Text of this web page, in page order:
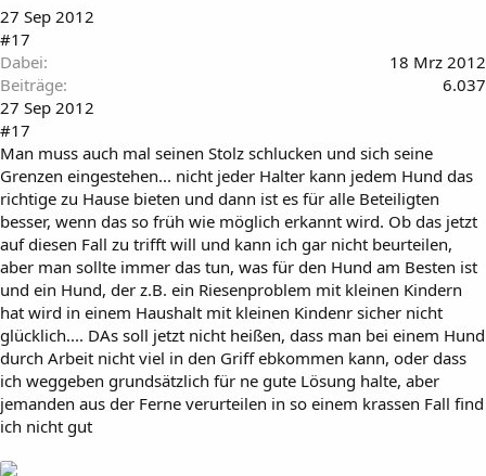
27 Sep 2012
#17
Dabei
18 Mrz 2012
Beiträge
6.037
27 Sep 2012
#17
Man muss auch mal seinen Stolz schlucken und sich seine
Grenzen eingestehen... nicht jeder Halter kann jedem Hund das
richtige zu Hause bieten und dann ist es für alle Beteiligten
besser, wenn das so früh wie möglich erkannt wird. Ob das jetzt
auf diesen Fall zu trifft will und kann ich gar nicht beurteilen,
aber man sollte immer das tun, was für den Hund am Besten ist
und ein Hund, der z.B. ein Riesenproblem mit kleinen Kindern
hat wird in einem Haushalt mit kleinen Kindenr sicher nicht
glücklich.... DAs soll jetzt nicht heißen, dass man bei einem Hund
durch Arbeit nicht viel in den Griff ebkommen kann, oder dass
ich weggeben grundsätzlich für ne gute Lösung halte, aber
jemanden aus der Ferne verurteilen in so einem krassen Fall find
ich nicht gut